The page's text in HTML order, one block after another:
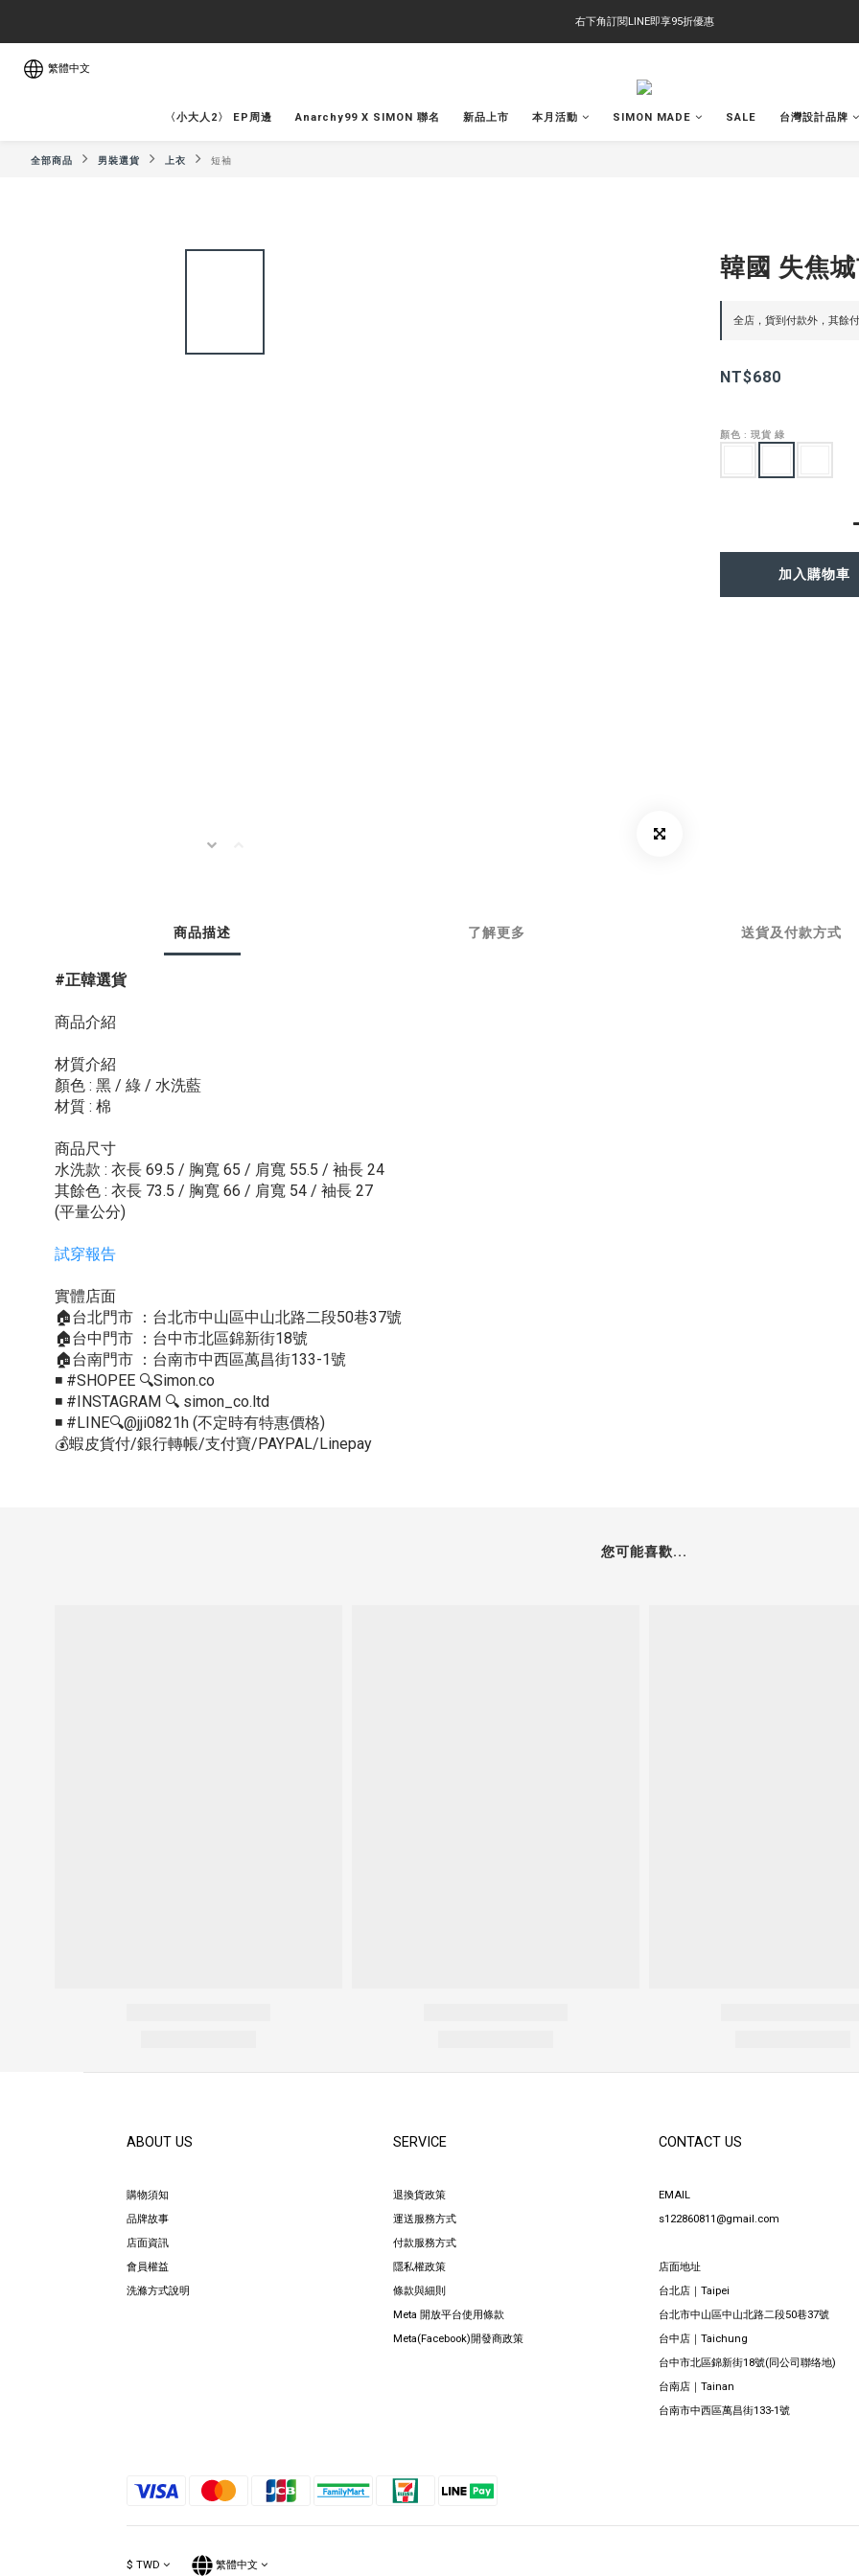
右下角訂閱LINE即享95折優惠
右下角訂閱LINE即享95折優惠
繁體中文
〈小大人2〉 EP周邊 Anarchy99 X SIMON 聯名 新品上市 本月活動 SIMON MADE SALE 台灣設計品牌
全部商品 男裝選貨 上衣 短袖
韓國 失焦
全店，貨到付款外，其餘
NT$680
顏色 : 現貨 綠
加入購物車
商品描述 了解更多 送貨及付款方式
#正韓選貨
商品介紹
材質介紹
顏色 : 黑 / 綠 / 水洗藍
材質 : 棉
商品尺寸
水洗款 : 衣長 69.5 / 胸寬 65 / 肩寬 55.5 / 袖長 24
其餘色 : 衣長 73.5 / 胸寬 66 / 肩寬 54 / 袖長 27
(平量公分)
試穿報告
實體店面
🏠台北門市 ：台北市中山區中山北路二段50巷37號
🏠台中門市 ：台中市北區錦新街18號
🏠台南門市 ：台南市中西區萬昌街133-1號
◾️ #SHOPEE 🔍Simon.co
◾️ #INSTAGRAM 🔍 simon_co.ltd
◾️ #LINE🔍@jji0821h (不定時有特惠價格)
💰蝦皮貨付/銀行轉帳/支付寶/PAYPAL/Linepay
您可能喜歡...
ABOUT US
購物須知
品牌故事
店面資訊
會員權益
洗滌方式說明
SERVICE
退換貨政策
運送服務方式
付款服務方式
隱私權政策
條款與細則
Meta 開放平台使用條款
Meta(Facebook)開發商政策
CONTACT US
EMAIL
s122860811@gmail.com
店面地址
台北店｜Taipei
台北市中山區中山北路二段50巷37號
台中店｜Taichung
台中市北區錦新街18號(同公司聯络地)
台南店｜Tainan
台南市中西區萬昌街133-1號
$ TWD 繁體中文